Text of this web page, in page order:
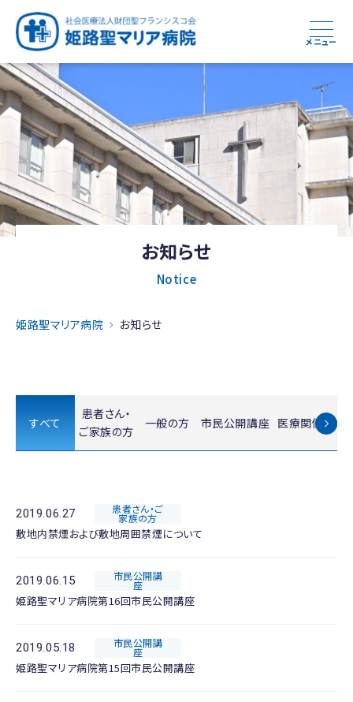
メニュー
お知らせ
Notice
姫路聖マリア病院 お知らせ
すべて
患者さん・
ご家族の方
一般の方 市民公開講座 医療関係者の
2019.06.27 患者さん・ご
家族の方
敷地内禁煙および敷地周囲禁煙について
2019.06.15 市民公開講
座
姫路聖マリア病院第16回市民公開講座
2019.05.18 市民公開講
座
姫路聖マリア病院第15回市民公開講座